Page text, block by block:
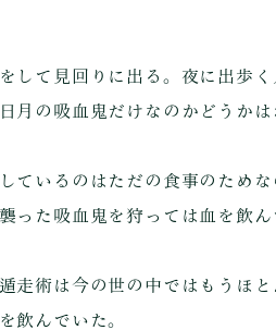
して見回りに出る。夜に出歩く
月の吸血鬼だけなのかどうかは
ているのはただの食事のためな
った吸血鬼を狩っては血を飲ん
走術は今の世の中ではもうほと
飲んでいた。